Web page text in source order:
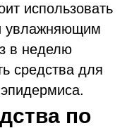
использовать
увлажняющим
в неделю
средства для
по